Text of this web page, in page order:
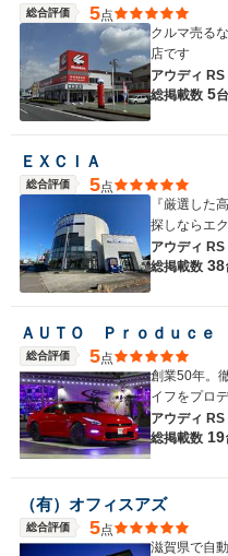
総合評価 5点
クルマ売る
店です
アウディ RS
総掲載数 5台
ＥＸＣＩＡ
総合評価 5点
『厳選した
探しならエ
アウディ RS
総掲載数 38
ＡＵＴＯ Ｐｒｏｄｕｃｅ
総合評価 5点
創業50年。
イフをプロ
アウディ RS
総掲載数 19
（有）オフィスアズ
総合評価 5点
滋賀県で自